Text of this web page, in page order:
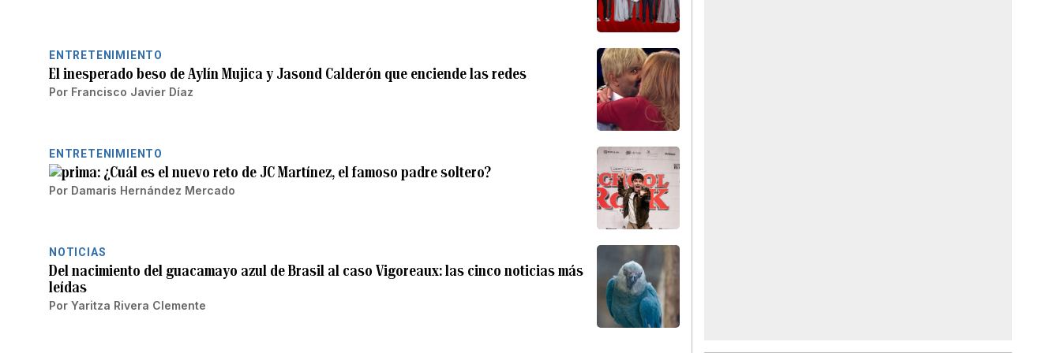
ENTRETENIMIENTO
El inesperado beso de Aylín Mujica y Jasond Calderón que enciende las redes
Por Francisco Javier Díaz
ENTRETENIMIENTO
¿Cuál es el nuevo reto de JC Martínez, el famoso padre soltero?
Por Damaris Hernández Mercado
NOTICIAS
Del nacimiento del guacamayo azul de Brasil al caso Vigoreaux: las cinco noticias más
leídas
Por Yaritza Rivera Clemente